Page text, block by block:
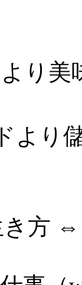
り美
り儲
方